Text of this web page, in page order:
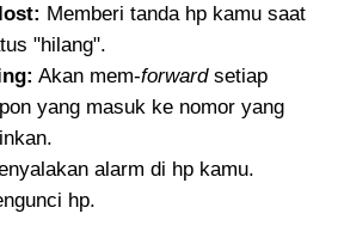
Memberi tanda hp kamu saat
"hilang".
Akan mem-forwardsetiap
yang masuk ke nomor yang
alarm di hp kamu.
hp.